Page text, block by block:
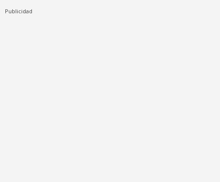
Publicidad